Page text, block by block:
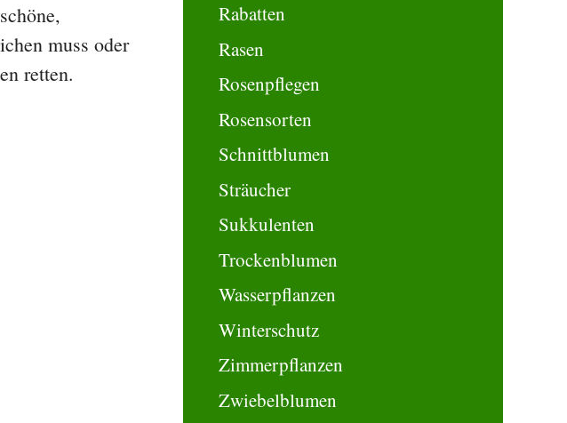
muss oder
retten.
Rabatten
Rasen
Rosenpflegen
Rosensorten
Schnittblumen
Sträucher
Sukkulenten
Trockenblumen
Wasserpflanzen
Winterschutz
Zimmerpflanzen
Zwiebelblumen